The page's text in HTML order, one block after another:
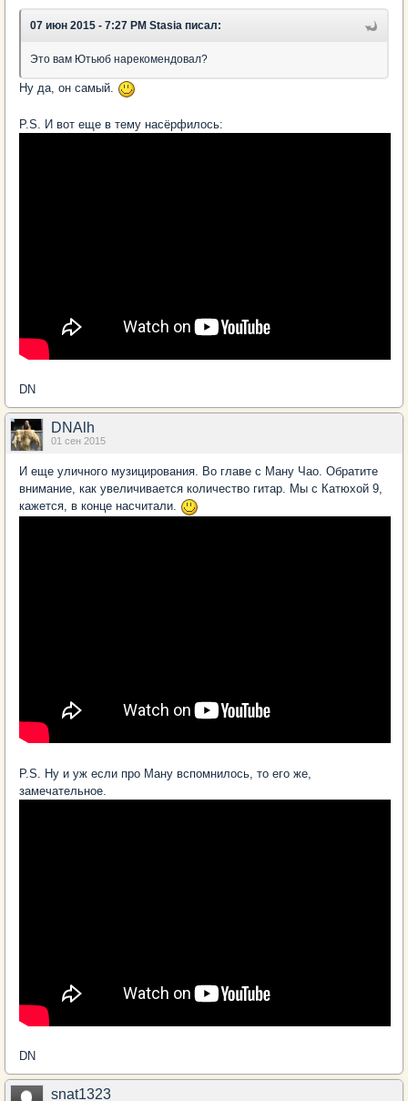
07 июн 2015 - 7:27 PM Stasia писал:
Это вам Ютьюб нарекомендовал?
Ну да, он самый.
P.S. И вот еще в тему насёрфилось:
DN
DNAlh
01 сен 2015
И еще уличного музицирования. Во главе с Ману Чао. Обратите
внимание, как увеличивается количество гитар. Мы с Катюхой 9,
кажется, в конце насчитали.
P.S. Ну и уж если про Ману вспомнилось, то его же,
замечательное.
DN
snat1323